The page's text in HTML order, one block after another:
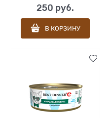
250 руб.
В КОРЗИНУ